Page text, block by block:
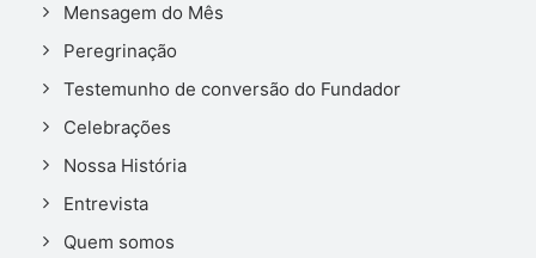
Mensagem do Mês
Peregrinação
Testemunho de conversão do Fundador
Celebrações
Nossa História
Entrevista
Quem somos